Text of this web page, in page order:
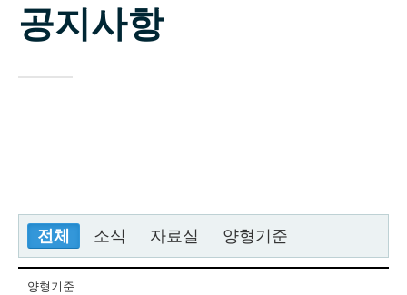
상담신청
공지사항
전체 소식 자료실 양형기준
양형기준